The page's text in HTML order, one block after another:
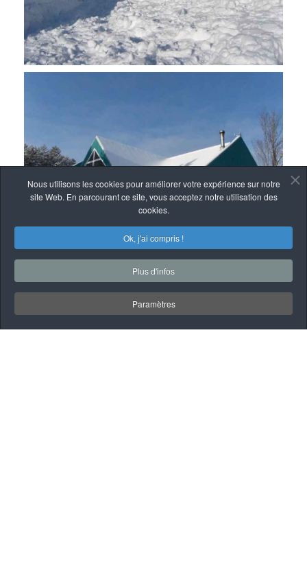
Nous utilisons les cookies pour améliorer votre expérience sur notre
site Web. En parcourant ce site, vous acceptez notre utilisation des
cookies.
Ok, j'ai compris !
Plus d'infos
Paramètres